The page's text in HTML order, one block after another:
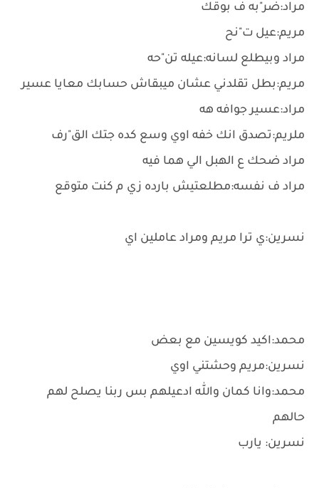
مراد:ضر"به ف بوقك
مريم:عيل ت"نح
مراد وبيطلع لسانه:عيله تن"حه
مريم:بطل تقلدني عشان ميبقاش حسابك معايا عسير
مراد:عسير جوافه هه
ملريم:تصدق انك خفه اوي وسع كده جتك الق"رف
مراد ضحك ع الهبل الي هما فيه
مراد ف نفسه:مطلعتيش بارده زي م كنت متوقع
نسرين:ي ترا مريم ومراد عاملين اي
محمد:اكيد كويسين مع بعض
نسرين:مريم وحشتني اوي
محمد:وانا كمان والله ادعيلهم بس ربنا يصلح لهم
حالهم
نسرين: يارب